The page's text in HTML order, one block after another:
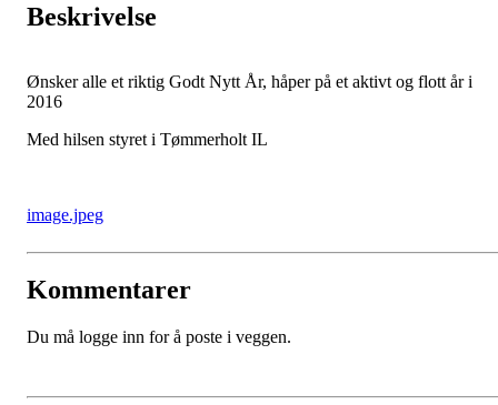
Beskrivelse
Ønsker alle et riktig Godt Nytt År, håper på et aktivt og flott år i
2016
Med hilsen styret i Tømmerholt IL
image.jpeg
Kommentarer
Du må logge inn for å poste i veggen.